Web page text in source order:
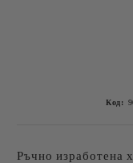
Код:
Ръчно изработена